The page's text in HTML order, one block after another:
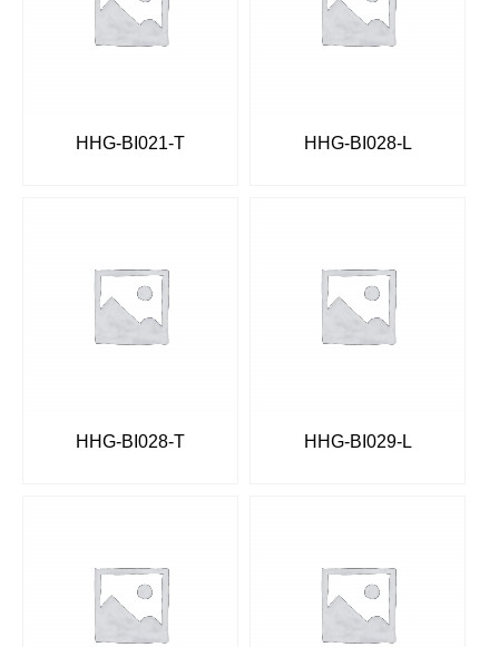
HHG-BI021-T HHG-BI028-L
HHG-BI028-T HHG-BI029-L